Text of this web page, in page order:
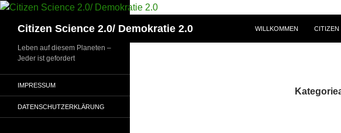
Zum
springenCitizen Science 2.0/ Demokratie 2.0 WILLKOMMEN CITIZEN
Leben auf diesem Planeten –
Jeder ist gefordert
IMPRESSUM
DATENSCHUTZERKLÄRUNG